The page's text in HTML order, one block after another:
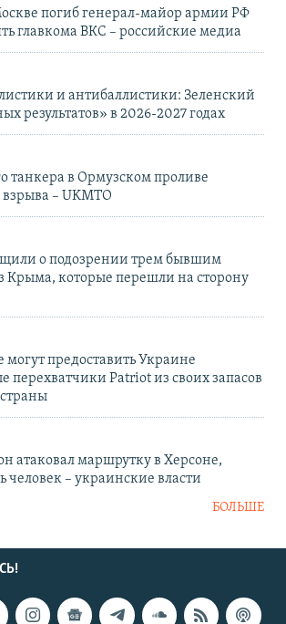
погиб генерал-майор армии РФ
главкома ВКС – российские медиа
и антибаллистики: Зеленский
результатов» в 2026-2027 годах
танкера в Ормузском проливе
– UKMTO
о подозрении трем бывшим
Крыма, которые перешли на сторону
предоставить Украине
перехватчики Patriot из своих запасов
атаковал маршрутку в Херсоне,
человек – украинские власти
БОЛЬШЕ